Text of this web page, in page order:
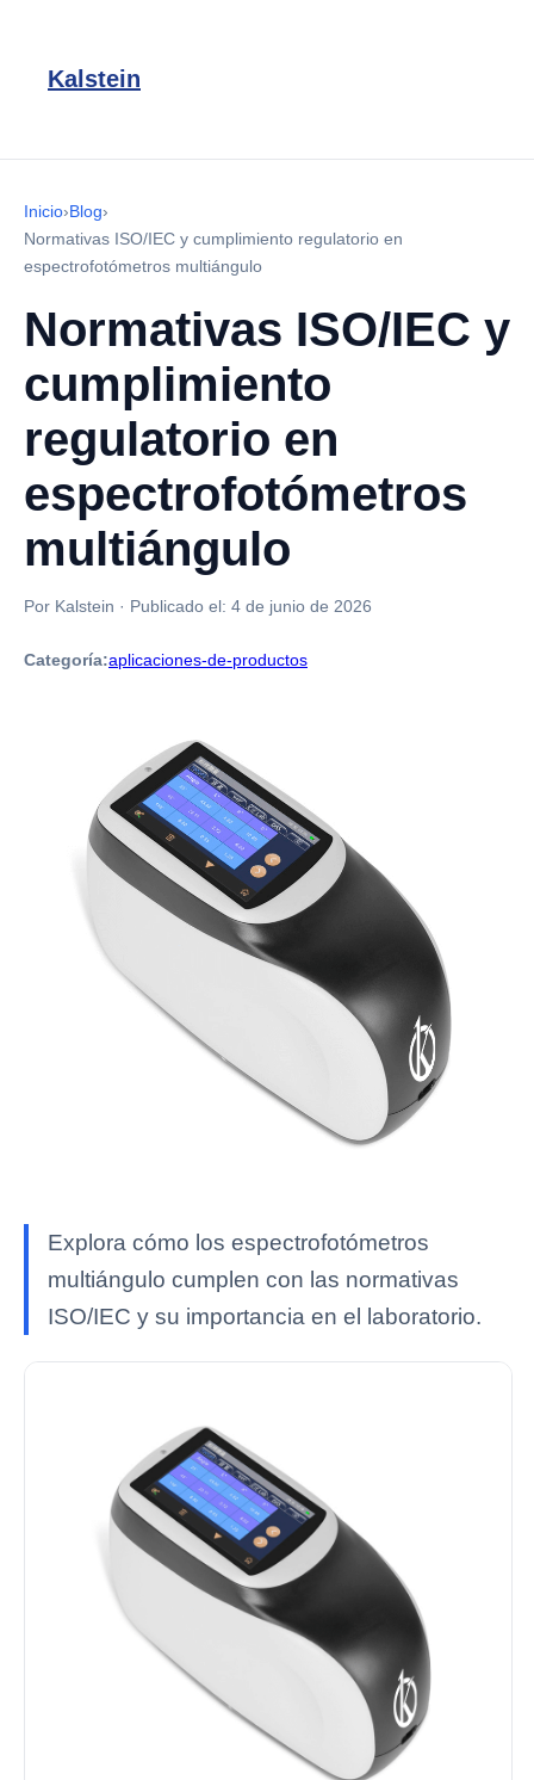
Kalstein
Inicio›Blog›
Normativas ISO/IEC y cumplimiento regulatorio en
espectrofotómetros multiángulo
Normativas ISO/IEC y
cumplimiento
regulatorio en
espectrofotómetros
multiángulo
Por Kalstein · Publicado el: 4 de junio de 2026
Categoría:aplicaciones-de-productos
Explora cómo los espectrofotómetros
multiángulo cumplen con las normativas
ISO/IEC y su importancia en el laboratorio.